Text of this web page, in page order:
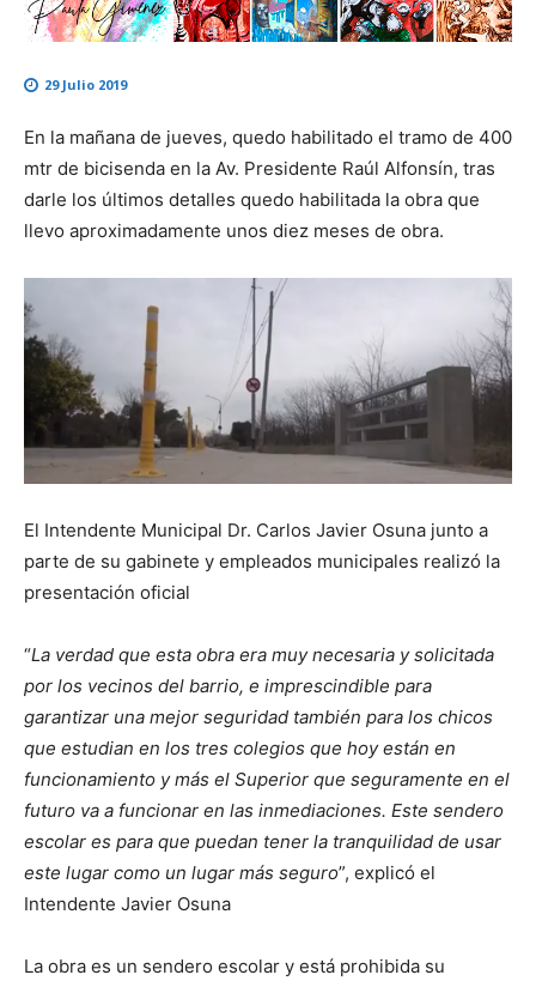
29 Julio 2019
En la mañana de jueves, quedo habilitado el tramo de 400
mtr de bicisenda en la Av. Presidente Raúl Alfonsín, tras
darle los últimos detalles quedo habilitada la obra que
llevo aproximadamente unos diez meses de obra.
El Intendente Municipal Dr. Carlos Javier Osuna junto a
parte de su gabinete y empleados municipales realizó la
presentación oficial
“La verdad que esta obra era muy necesaria y solicitada
por los vecinos del barrio, e imprescindible para
garantizar una mejor seguridad también para los chicos
que estudian en los tres colegios que hoy están en
funcionamiento y más el Superior que seguramente en el
futuro va a funcionar en las inmediaciones. Este sendero
escolar es para que puedan tener la tranquilidad de usar
este lugar como un lugar más seguro”, explicó el
Intendente Javier Osuna
La obra es un sendero escolar y está prohibida su